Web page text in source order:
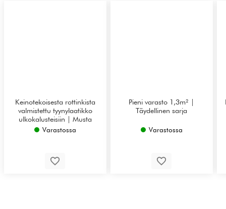
Keinotekoisesta rottinkista
valmistettu tyynylaatikko
ulkokalusteisiin | Musta
Varastossa
Pieni varasto 1,3m² |
Täydellinen sarja
Varastossa